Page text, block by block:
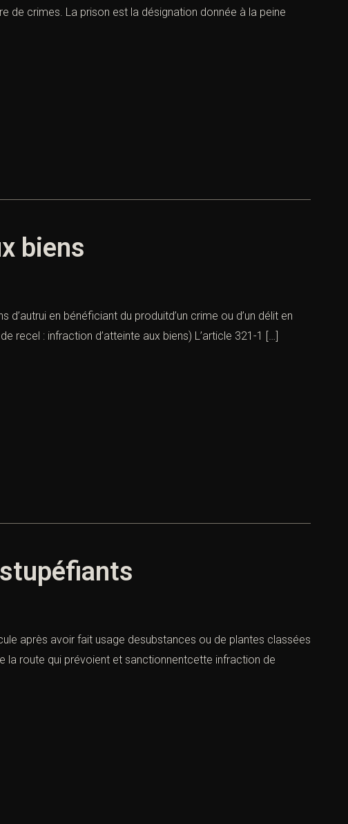
de crimes. La prison est la désignation donnée à la peine
biens
en bénéficiant du produitd’un crime ou d’un délit en
: infraction d’atteinte aux biens) L’article 321-1 […]
après avoir fait usage desubstances ou de plantes classées
la route qui prévoient et sanctionnentcette infraction de